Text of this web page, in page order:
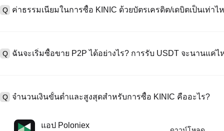
ซื้อขาย OTC สำหรับธุรกรรมขนาดใหญ่เกิน 100,000 USD พร้อมใบเสนอ
Q ค่าธรรมเนียมในการซื้อ KINIC ด้วยบัตรเครดิต/เดบิตเป็นเท่าไ
ธรรมเนียมการซื้อขายแบบสปอตมาตรฐาน (ต่ำถึง 0.05%) ใช้กับการซื้อขา
Q ฉันจะเริ่มซื้อขาย P2P ได้อย่างไร? การรับ USDT จะนานแค่ไ
กับวิธีการชำระเงินและเวลาตอบสนองของผู้ขาย
Q จำนวนเงินขั้นต่ำและสูงสุดสำหรับการซื้อ KINIC คืออะไร?
ขีดจำกัดขั้นต่ำและสูงสุดแตกต่างกันขึ้นอยู่กับวิธีการซื้อและระดับการ
แอป Poloniex